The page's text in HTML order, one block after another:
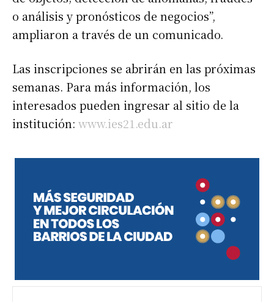
o análisis y pronósticos de negocios”,
ampliaron a través de un comunicado.
Las inscripciones se abrirán en las próximas
semanas. Para más información, los
interesados pueden ingresar al sitio de la
institución: www.ies21.edu.ar